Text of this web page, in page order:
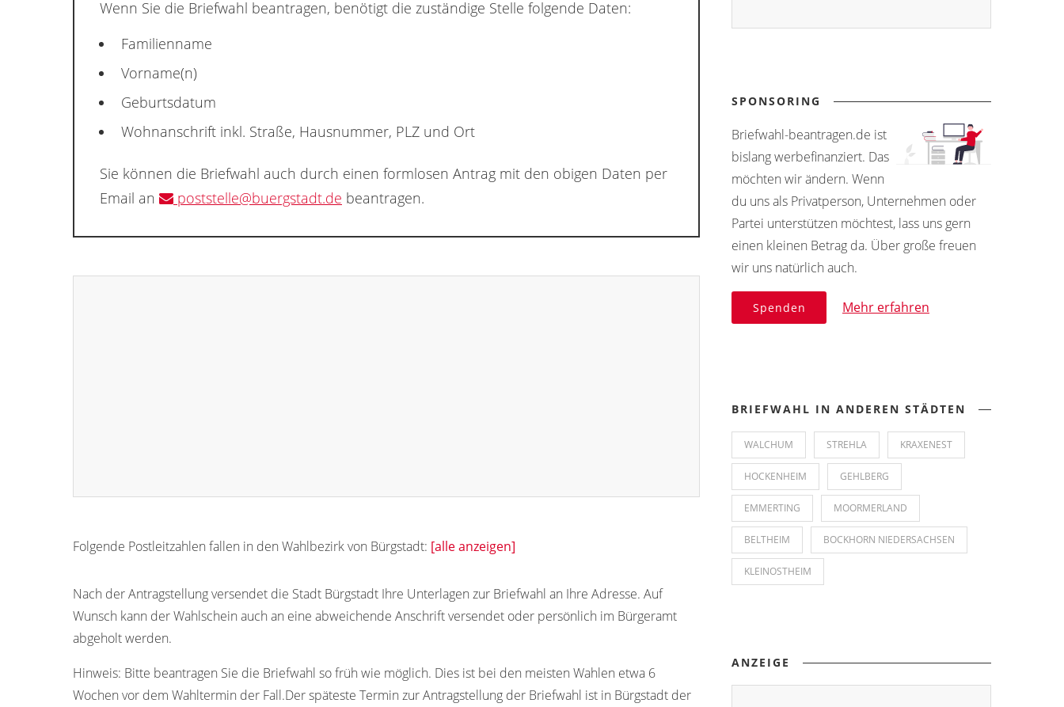
Wenn Sie die Briefwahl beantragen, benötigt die zuständige Stelle folgende Daten:
Familienname
Vorname(n)
Geburtsdatum
Wohnanschrift inkl. Straße, Hausnummer, PLZ und Ort
Sie können die Briefwahl auch durch einen formlosen Antrag mit den obigen Daten per
Email an
poststelle@buergstadt.de beantragen.
Folgende Postleitzahlen fallen in den Wahlbezirk von Bürgstadt: [alle anzeigen]
Nach der Antragstellung versendet die Stadt Bürgstadt Ihre Unterlagen zur Briefwahl an Ihre Adresse. Auf
Wunsch kann der Wahlschein auch an eine abweichende Anschrift versendet oder persönlich im Bürgeramt
abgeholt werden.
Hinweis: Bitte beantragen Sie die Briefwahl so früh wie möglich. Dies ist bei den meisten Wahlen etwa 6
Wochen vor dem Wahltermin der Fall.Der späteste Termin zur Antragstellung der Briefwahl ist in Bürgstadt der
SPONSORING
Briefwahl-beantragen.de ist
bislang werbefinanziert. Das
möchten wir ändern. Wenn
du uns als Privatperson, Unternehmen oder
Partei unterstützen möchtest, lass uns gern
einen kleinen Betrag da. Über große freuen
wir uns natürlich auch.
Spenden Mehr erfahren
BRIEFWAHL IN ANDEREN STÄDTEN
WALCHUM STREHLA KRAXENEST
HOCKENHEIM GEHLBERG
EMMERTING MOORMERLAND
BELTHEIM BOCKHORN NIEDERSACHSEN
KLEINOSTHEIM
ANZEIGE